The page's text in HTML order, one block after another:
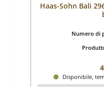
Haas-Sohn Bali
Numero di
Disponibile,